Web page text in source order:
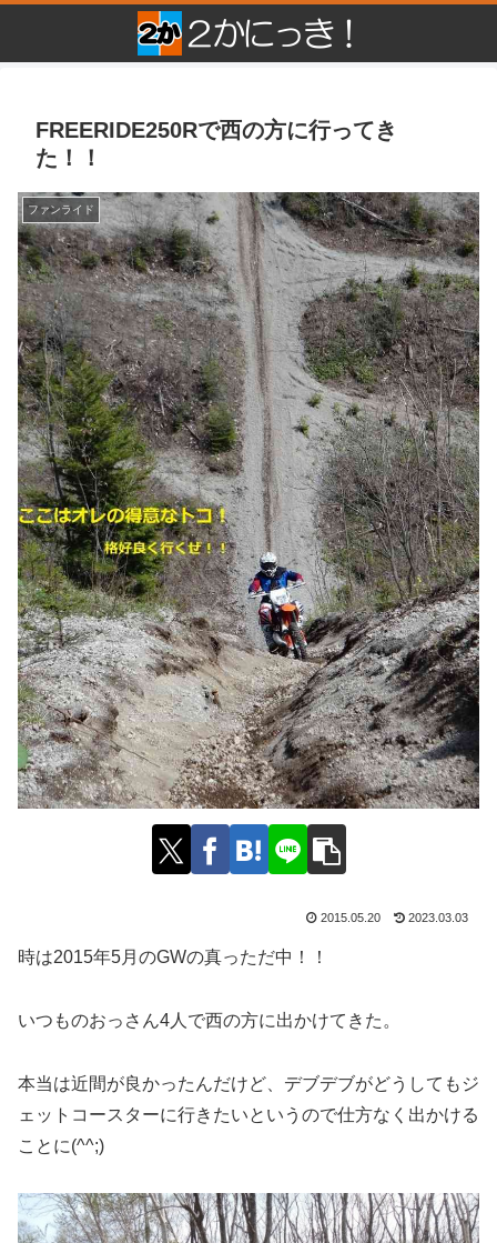
FREERIDE250Rで西の方に行ってき
た！！
ファンライド
2015.05.20 2023.03.03
時は2015年5月のGWの真っただ中！！
いつものおっさん4人で西の方に出かけてきた。
本当は近間が良かったんだけど、デブデブがどうしてもジ
ェットコースターに行きたいというので仕方なく出かける
ことに(^^;)